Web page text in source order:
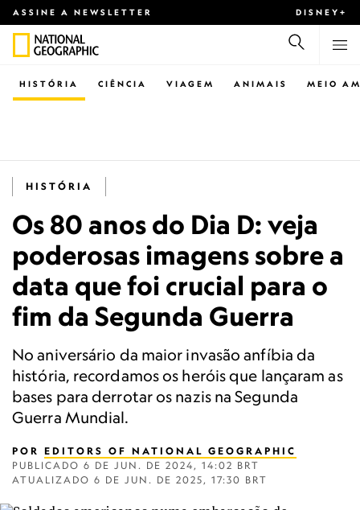
ASSINE A NEWSLETTER DISNEY+
CIÊNCIA VIAGEM ANIMAIS
HISTÓRIA MEIO
HISTÓRIA
Os 80 anos do Dia D: veja
poderosas imagens sobre a
data que foi crucial para o
fim da Segunda Guerra
No aniversário da maior invasão anfíbia da
história, recordamos os heróis que lançaram as
bases para derrotar os nazis na Segunda
Guerra Mundial.
POR EDITORS OF NATIONAL GEOGRAPHIC
PUBLICADO 6 DE JUN. DE 2024, 14:02 BRT
ATUALIZADO 6 DE JUN. DE 2025, 17:30 BRT